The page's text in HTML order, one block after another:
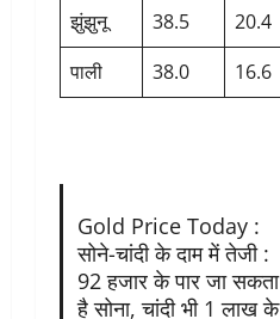
झुंझुनू
38.5
20.4
पाली
38.0 16.6
Gold Price Today :
सोने-चांदी के दाम में तेजी :
92 हजार के पार जा सकता
है सोना, चांदी भी 1 लाख के